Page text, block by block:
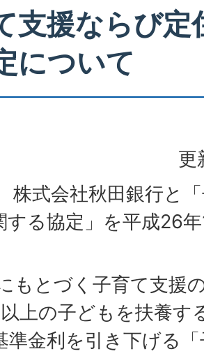
支援ならび定
について
更
株式会社秋田銀行と
する協定」を平成26
もとづく子育て支援
上の子どもを扶養す
準金利を引き下げる